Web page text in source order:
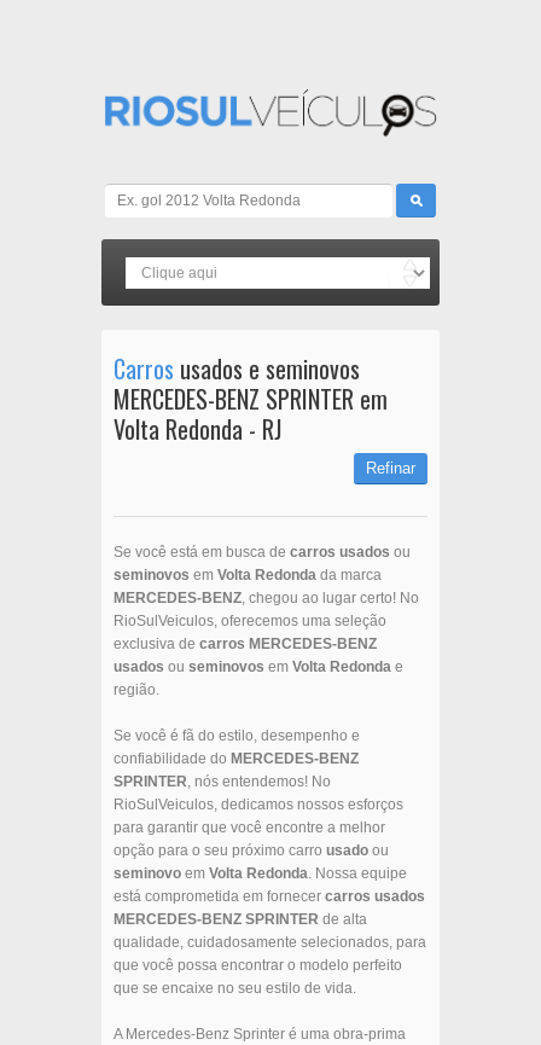
Carros usados e seminovos
MERCEDES-BENZ SPRINTER em
Volta Redonda - RJ
Refinar
Se você está em busca de carros usados ou
seminovos em Volta Redonda da marca
MERCEDES-BENZ, chegou ao lugar certo! No
RioSulVeiculos, oferecemos uma seleção
exclusiva de carros MERCEDES-BENZ
usados ou seminovos em Volta Redonda e
região.
Se você é fã do estilo, desempenho e
confiabilidade do MERCEDES-BENZ
SPRINTER, nós entendemos! No
RioSulVeiculos, dedicamos nossos esforços
para garantir que você encontre a melhor
opção para o seu próximo carro usado ou
seminovo em Volta Redonda. Nossa equipe
está comprometida em fornecer carros usados
MERCEDES-BENZ SPRINTER de alta
qualidade, cuidadosamente selecionados, para
que você possa encontrar o modelo perfeito
que se encaixe no seu estilo de vida.
A Mercedes-Benz Sprinter é uma obra-prima